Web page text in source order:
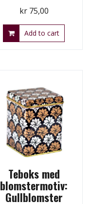
kr75,00
Add to cart
Teboks med
blomstermotiv:
Gullblomster